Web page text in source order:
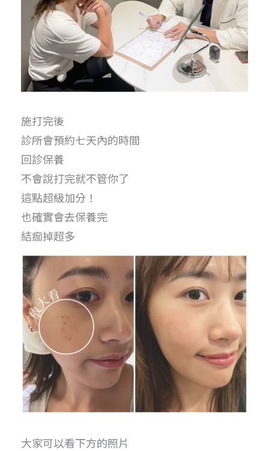
施打完後
診所會預約七天內的時間
回診保養
不會說打完就不管你了
這點超級加分！
也確實會去保養完
結痂掉超多
大家可以看下方的照片